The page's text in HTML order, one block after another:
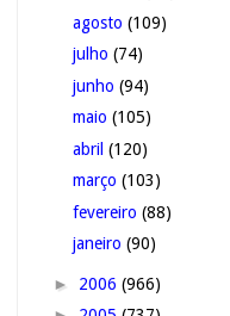
agosto (109)
julho (74)
junho (94)
maio (105)
abril (120)
março (103)
fevereiro (88)
janeiro (90)
► 2006 (966)